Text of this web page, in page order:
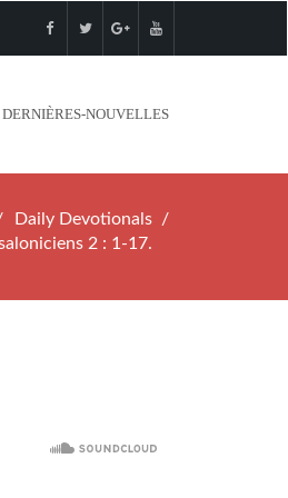
DERNIÈRES-NOUVELLES
Daily Devotionals
2 : 1-17.